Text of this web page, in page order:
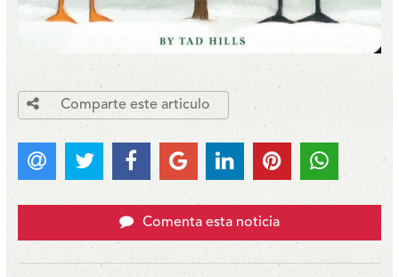
Comparte este articulo
Comenta esta noticia